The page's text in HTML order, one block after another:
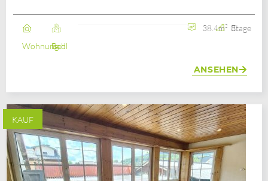
WohnungBad Ischl
38.4m² 3. Etage
ANSEHEN
KAUF